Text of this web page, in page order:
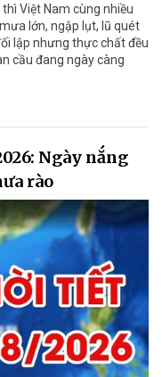
Việt Nam cùng nhiều
lớn, ngập lụt, lũ quét
lập nhưng thực chất đều
cầu đang ngày càng
Ngày nắng
rào